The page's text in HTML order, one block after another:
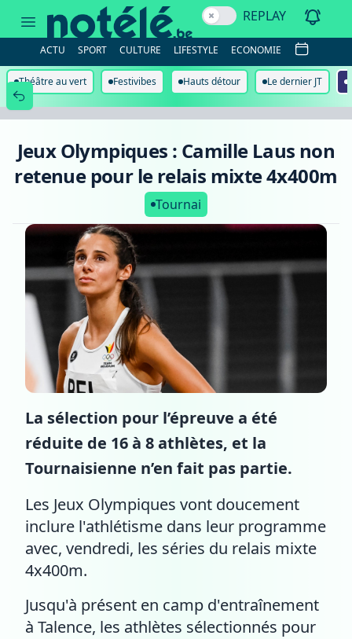
Olympiques
non
retenue
pour
le
relais
4x400m
REPLAY
ACTU SPORT CULTURE LIFESTYLE ECONOMIE
Théâtre au vert Festivibes Hauts détour Le dernier JT
Jeux Olympiques : Camille Laus non
retenue pour le relais mixte 4x400m
Tournai
La sélection pour l’épreuve a été
réduite de 16 à 8 athlètes, et la
Tournaisienne n’en fait pas partie.
Les Jeux Olympiques vont doucement
inclure l'athlétisme dans leur programme
avec, vendredi, les séries du relais mixte
4x400m.
Jusqu'à présent en camp d'entraînement
à Talence, les athlètes sélectionnés pour